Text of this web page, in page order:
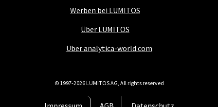
Werben bei LUMITOS
Über LUMITOS
Über analytica-world.com
© 1997-2026 LUMITOS AG, All rights reserved